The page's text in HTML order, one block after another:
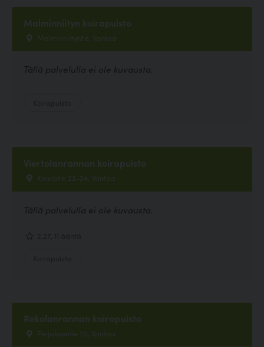
Malminniityn koirapuisto
Malminniityntie, Vantaa
Tällä palvelulla ei ole kuvausta.
Viertolanrannan koirapuisto
Kaislatie 22-24, Vantaa
Tällä palvelulla ei ole kuvausta.
Rekolanrannan koirapuisto
Peijaksentie 25, Vantaa